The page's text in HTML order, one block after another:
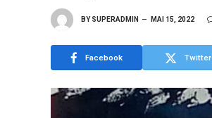
BY SUPERADMIN MAI 15, 2022
Facebook Twitter